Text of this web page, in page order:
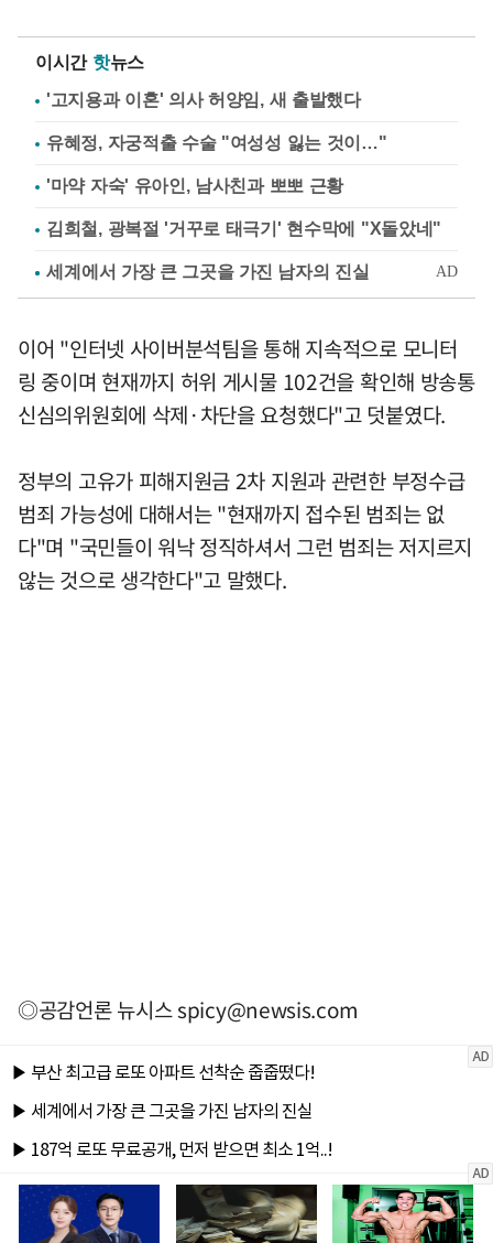
이시간 핫뉴스
'고지용과 이혼' 의사 허양임, 새 출발했다
유혜정, 자궁적출 수술 "여성성 잃는 것이…"
'마약 자숙' 유아인, 남사친과 뽀뽀 근황
김희철, 광복절 '거꾸로 태극기' 현수막에 "X돌았네"
이어 "인터넷 사이버분석팀을 통해 지속적으로 모니터
링 중이며 현재까지 허위 게시물 102건을 확인해 방송통
신심의위원회에 삭제·차단을 요청했다"고 덧붙였다.
정부의 고유가 피해지원금 2차 지원과 관련한 부정수급
범죄 가능성에 대해서는 "현재까지 접수된 범죄는 없
다"며 "국민들이 워낙 정직하셔서 그런 범죄는 저지르지
않는 것으로 생각한다"고 말했다.
◎공감언론 뉴시스spicy@newsis.com